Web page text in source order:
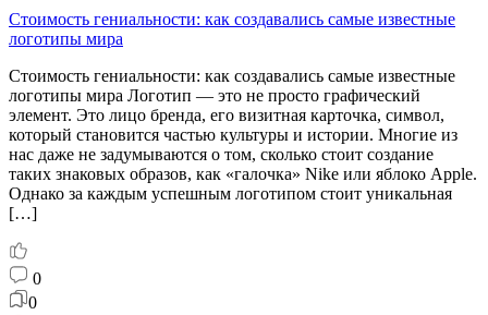
Стоимость гениальности: как создавались самые известные
логотипы мира
Стоимость гениальности: как создавались самые известные
логотипы мира Логотип — это не просто графический
элемент. Это лицо бренда, его визитная карточка, символ,
который становится частью культуры и истории. Многие из
нас даже не задумываются о том, сколько стоит создание
таких знаковых образов, как «галочка» Nike или яблоко Apple.
Однако за каждым успешным логотипом стоит уникальная
[…]
0
0